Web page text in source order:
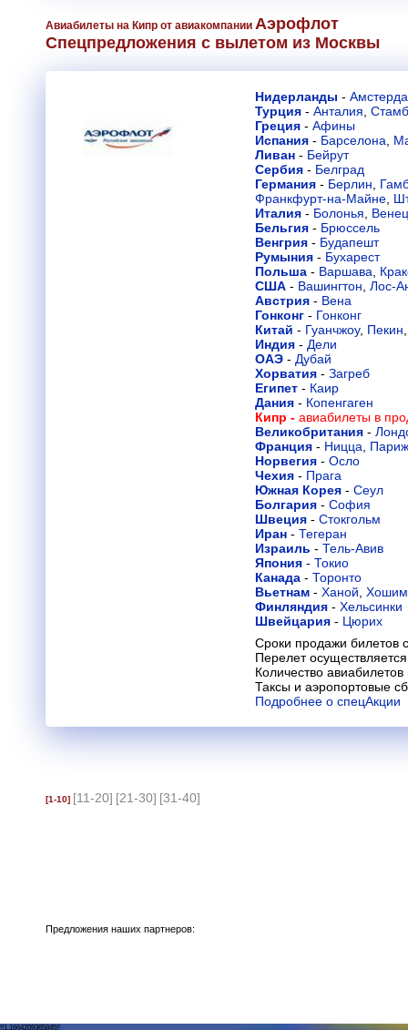
Авиабилеты на Кипр от авиакомпании Аэрофлот
Спецпредложения с вылетом из Москвы
Нидерланды -
Турция - Анталия
Греция - Афины
Испания - Барселона
Ливан - Бейрут
Сербия - Белград
Германия - Берлин
Франкфурт-на-Майне
Италия - Болонья
Бельгия - Брюссель
Венгрия - Будапешт
Румыния - Бухарест
Польша - Варшава
США - Вашингтон Лос-
Австрия - Вена
Гонконг - Гонконг
Китай - Гуанчжоу, Пекин
Индия - Дели
ОАЭ - Дубай
Хорватия - Загреб
Египет - Каир
Дания - Копенгаген
Кипр - авиабилеты в
Великобритания -
Франция - Ницца
Париж
Норвегия - Осло
Чехия - Прага
Южная Корея - Сеул
Болгария - София
Швеция - Стокгольм
Иран - Тегеран
Израиль - Тель-Авив
Япония - Токио
Канада - Торонто
Вьетнам - Ханой
Финляндия - Хельсинки
Швейцария - Цюрих
Сроки продажи билетов
Перелет
Количество
Таксы и аэропортовые
Подробнее о спецАкции
[1-10] [11-20] [21-30] [31-40]
Предложения наших партнеров:
!!1.1664209365845!!